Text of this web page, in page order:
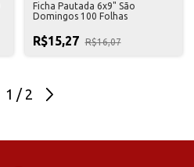
Ficha Pautada 6x9" São
Domingos 100 Folhas
R$15,27 R$16,07
1 / 2